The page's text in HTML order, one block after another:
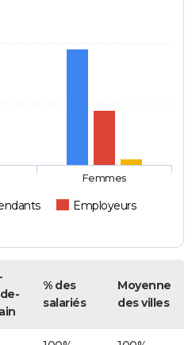
Employeurs
Femmes
% des
salariés
Moyenne
des villes